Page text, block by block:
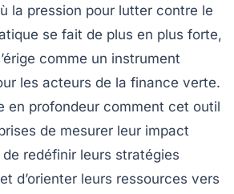
la pression pour lutter contre le
se fait de plus en plus forte,
comme un instrument
les acteurs de la finance verte.
en profondeur comment cet outil
de mesurer leur impact
redéfinir leurs stratégies
d’orienter leurs ressources vers